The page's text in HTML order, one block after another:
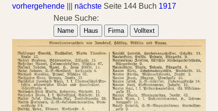
vorhergehende nächste Seite 144 Buch 1917
Neue Suche:
Name Haus Firma Volltext